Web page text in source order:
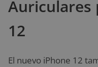
Auriculares
12
El nuevo iPhone 12